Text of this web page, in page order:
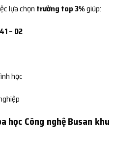
lựa chọn trường top 3%giúp:
– D2
học
học Công nghệ Busan khu